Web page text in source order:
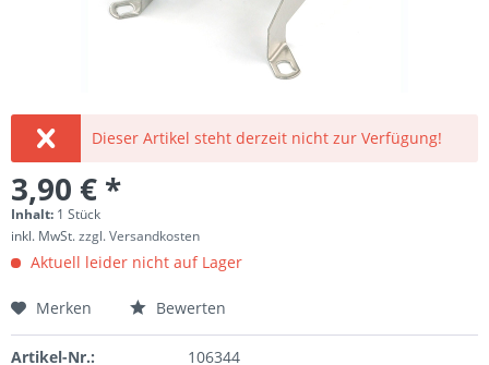
Dieser Artikel steht derzeit nicht zur Verfügung!
3,90 € *
Inhalt: 1 Stück
inkl. MwSt.zzgl. Versandkosten
Aktuell leider nicht auf Lager
Merken Bewerten
Artikel-Nr.:
106344